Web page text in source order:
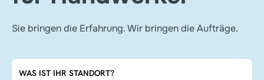
Sie bringen die Erfahrung. Wir bringen die Aufträge.
WAS IST IHR STANDORT?